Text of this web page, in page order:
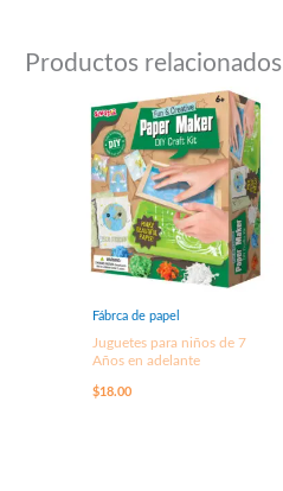
Productos relacionados
Fábrca de papel
Juguetes para niños de 7
Años en adelante
$18.00